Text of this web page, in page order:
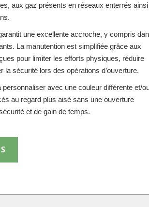
aux gaz présents en réseaux enterrés ainsi
une excellente accroche, y compris
La manutention est simplifiée grâce aux
pour limiter les efforts physiques, réduire
la sécurité lors des opérations d’ouverture.
avec une couleur différente et/
au regard plus aisé sans une ouverture
et de gain de temps.